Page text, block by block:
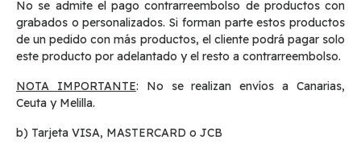
No se admite el pago contrarreembolso de productos con
grabados o personalizados. Si forman parte estos productos
de un pedido con más productos, el cliente podrá pagar solo
este producto por adelantado y el resto a contrarreembolso.
NOTA IMPORTANTE: No se realizan envíos a Canarias,
Ceuta y Melilla.
b) Tarjeta VISA, MASTERCARD o JCB